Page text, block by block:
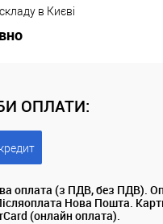
в Києві
ОПЛАТИ:
оплата (з ПДВ, без ПДВ).
Нова Пошта.
(онлайн оплата).